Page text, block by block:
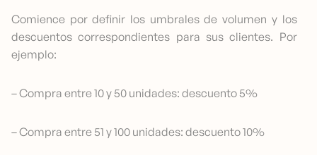
Comience por definir los umbrales de volumen y los
descuentos correspondientes para sus clientes. Por
ejemplo:
– Compra entre 10 y 50 unidades: descuento 5%
– Compra entre 51 y 100 unidades: descuento 10%